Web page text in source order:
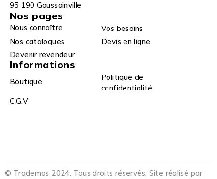
95 190 Goussainville
Nos pages
Nous connaître
Vos besoins
Nos catalogues
Devis en ligne
Devenir revendeur
Informations
Boutique
Politique de
confidentialité
C.G.V
© Trademos 2024. Tous droits réservés. Site réalisé par